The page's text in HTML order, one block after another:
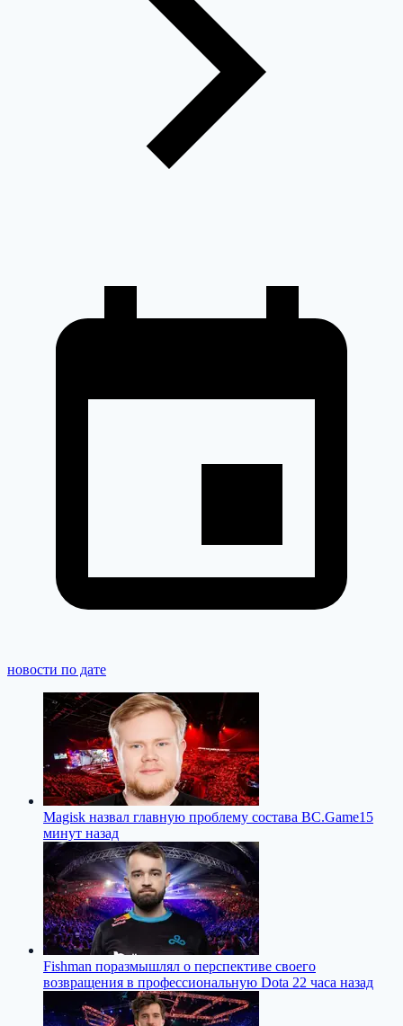
новости по дате
Magisk назвал главную проблему состава BC.Game15
минут назад
Fishman поразмышлял о перспективе своего
возвращения в профессиональную Dota 22 часа назад